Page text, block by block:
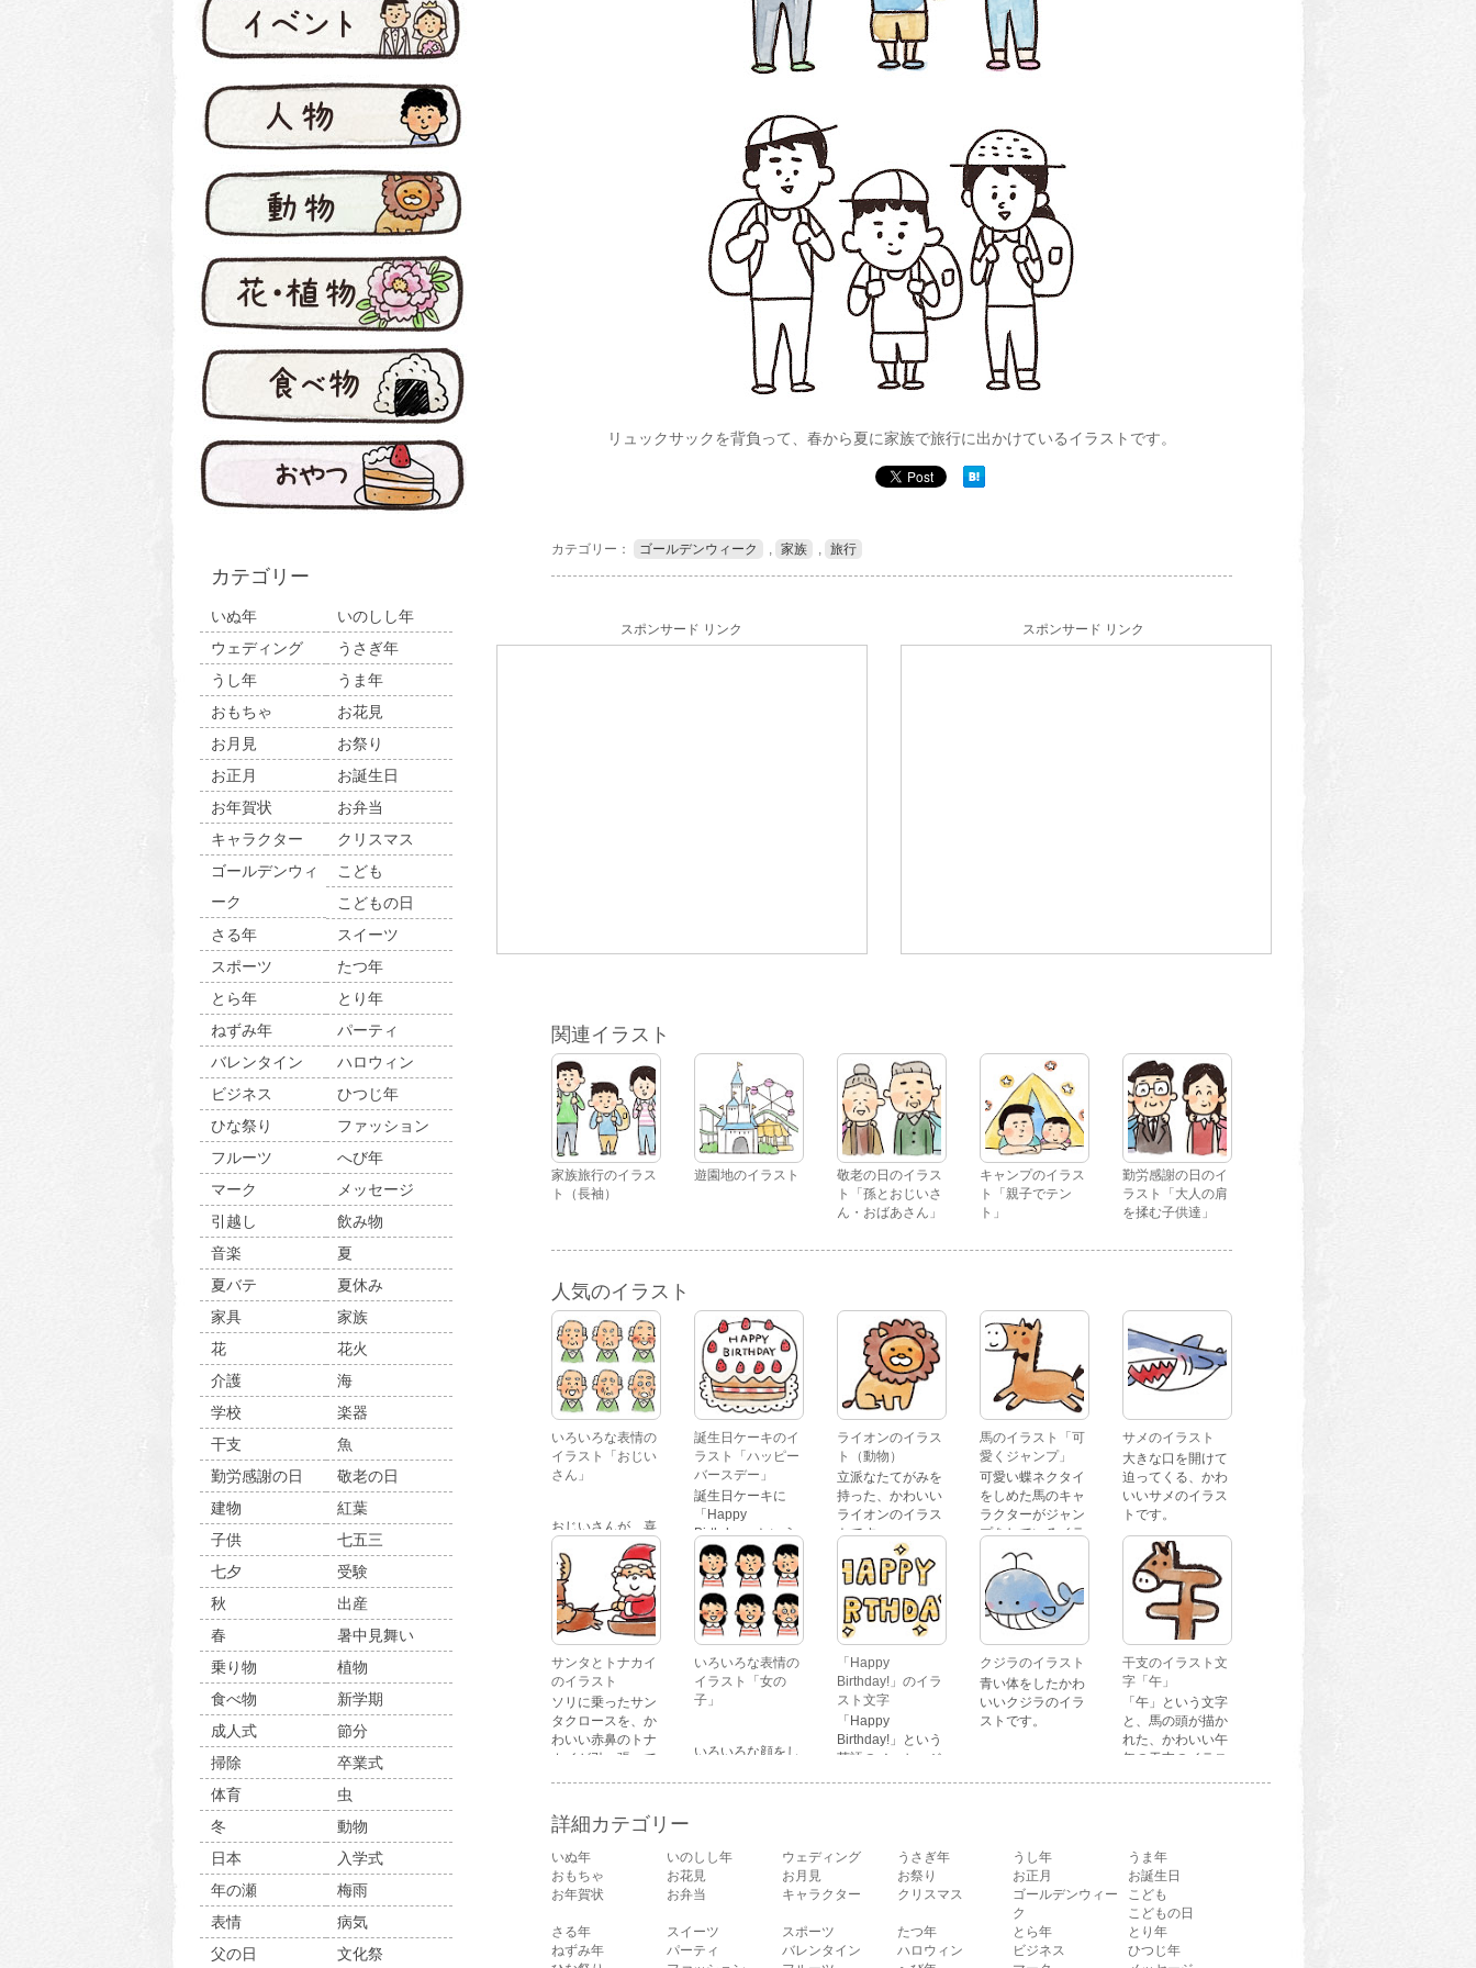
カテゴリー
いぬ年
いのしし年
ウェディング
うさぎ年
うし年
うま年
おもちゃ
お花見
お月見
お祭り
お正月
お誕生日
お年賀状
お弁当
キャラクター
クリスマス
ゴールデンウィ
ーク
こども
こどもの日
さる年
スイーツ
スポーツ
たつ年
とら年
とり年
ねずみ年
パーティ
バレンタイン
ハロウィン
ビジネス
ひつじ年
ひな祭り
ファッション
フルーツ
へび年
マーク
メッセージ
引越し
飲み物
音楽
夏
夏バテ
夏休み
家具
家族
花
花火
介護
海
学校
楽器
干支
魚
勤労感謝の日
敬老の日
建物
紅葉
子供
七五三
七夕
受験
秋
出産
春
暑中見舞い
乗り物
植物
食べ物
新学期
成人式
節分
掃除
卒業式
体育
虫
冬
動物
日本
入学式
年の瀬
梅雨
表情
病気
父の日
文化祭
リュックサックを背負って、春から夏に家族で旅行に出かけているイラストです。
カテゴリー： ゴールデンウィーク , 家族 , 旅行
スポンサード リンク スポンサード リンク
関連イラスト
家族旅行のイラス
ト（長袖）
遊園地のイラスト
敬老の日のイラス
ト「孫とおじいさ
ん・おばあさん」
キャンプのイラス
ト「親子でテン
ト」
勤労感謝の日のイ
ラスト「大人の肩
を揉む子供達」
人気のイラスト
いろいろな表情の
イラスト「おじい
さん」
おじいさんが、喜
怒哀楽たくさんの
表情をしているイ
ラストです。 通常
の顔・怒っている
顔・泣いている
顔・照れている
顔・笑っている
顔・驚いている
顔・困っている顔
があります。
誕生日ケーキのイ
ラスト「ハッピー
バースデー」
誕生日ケーキに
「Happy
Birthday」という
文字が描かれた、
かわいい苺のケー
キのイラストで
す。
ライオンのイラス
ト（動物）
立派なたてがみを
持った、かわいい
ライオンのイラス
トです。
馬のイラスト「可
愛くジャンプ」
可愛い蝶ネクタイ
をしめた馬のキャ
ラクターがジャン
プをしているイラ
ストです。
サメのイラスト
大きな口を開けて
迫ってくる、かわ
いいサメのイラス
トです。
サンタとトナカイ
のイラスト
ソリに乗ったサン
タクロースを、か
わいい赤鼻のトナ
カイが引っ張って
いろいろな表情の
イラスト「女の
子」
いろいろな顔をし
いる顔・笑ってい
る顔・驚いている
顔・困っている顔
「Happy
Birthday!」のイラ
スト文字
「Happy
Birthday!」という
英語のメッセージ
クジラのイラスト
青い体をしたかわ
いいクジラのイラ
ストです。
干支のイラスト文
字「午」
「午」という文字
と、馬の頭が描か
れた、かわいい午
年の干支のイラス
詳細カテゴリー
いぬ年 いのしし年 ウェディング うさぎ年 うし年
うま年
おもちゃ
お花見 お月見 お祭り お正月
お誕生日
お年賀状
お弁当 キャラクター クリスマス
ゴールデンウィー
ク
こども
こどもの日
さる年
スイーツ スポーツ たつ年 とら年
とり年
ねずみ年
パーティ バレンタイン ハロウィン ビジネス
ひつじ年